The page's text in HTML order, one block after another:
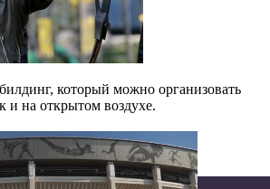
который можно организовать
и на открытом воздухе.